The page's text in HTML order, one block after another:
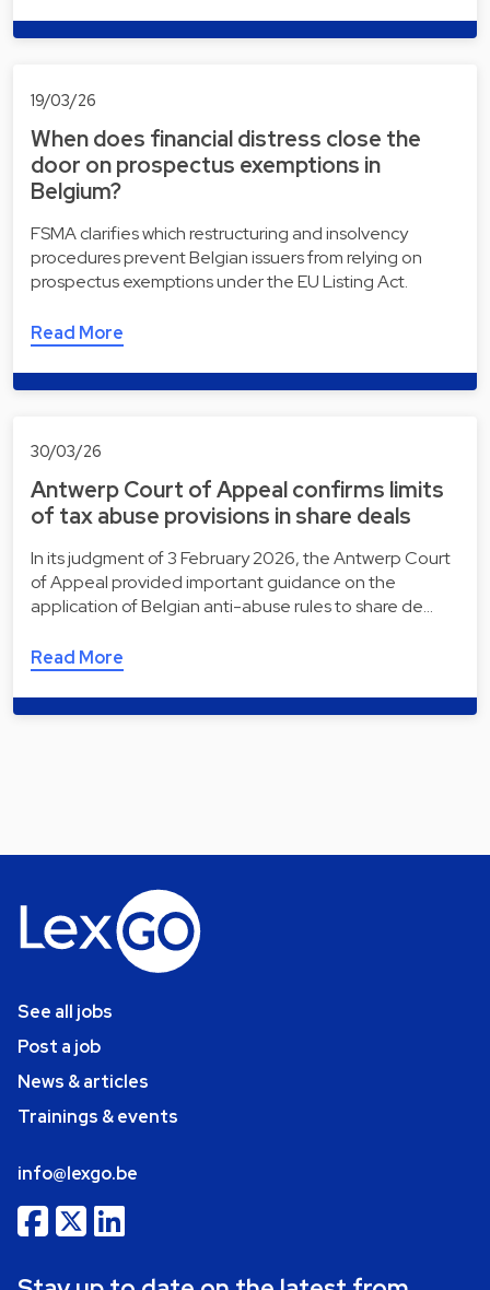
19/03/26
When does financial distress close the
door on prospectus exemptions in
Belgium?
FSMA clarifies which restructuring and insolvency
procedures prevent Belgian issuers from relying on
prospectus exemptions under the EU Listing Act.
Read More
30/03/26
Antwerp Court of Appeal confirms limits
of tax abuse provisions in share deals
In its judgment of 3 February 2026, the Antwerp Court
of Appeal provided important guidance on the
application of Belgian anti-abuse rules to share de…
Read More
See all jobs
Post a job
News & articles
Trainings & events
info@lexgo.be